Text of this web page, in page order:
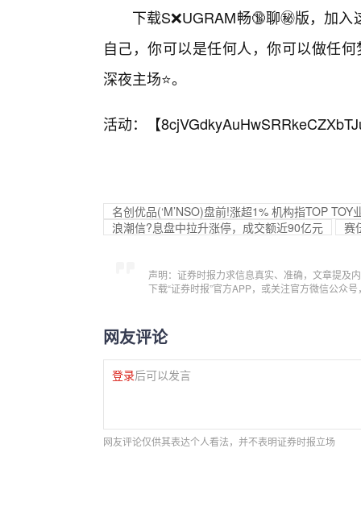
下载S❌UGRAM畅🔞聊㊙️版，加
自己，你可以是任何人，你可以做任
深夜主场⭐。
活动：【
名创优品(‘M’NSO)盘前!涨超1% 机构指TOP TOY
浪潮信?息盘中拉升涨停，成交额近90亿元
赛
声明：证券时报力求信息真实、准确，文章提及
下载“证券时报”官方APP，或关注官方微信公众
网友评论
登录后可以发言
网友评论仅供其表达个人看法，并不表明证券时报立场